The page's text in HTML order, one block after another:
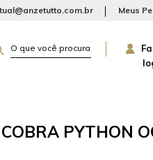
Meus
PYTHON